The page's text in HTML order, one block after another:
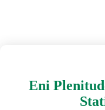
Eni